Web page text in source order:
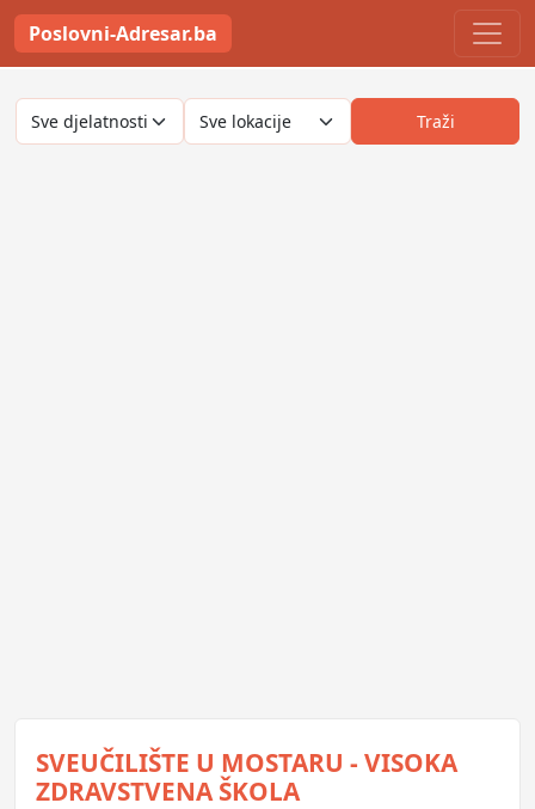
Poslovni-Adresar.ba
Traži
SVEUČILIŠTE U MOSTARU - VISOKA
ZDRAVSTVENA ŠKOLA